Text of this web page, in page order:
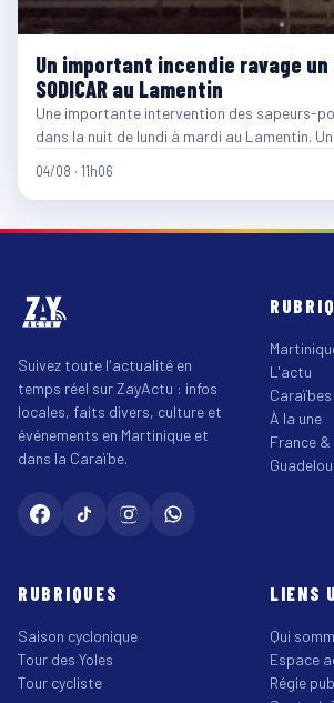
Un important incendie ravage
SODICAR au Lamentin
Une importante intervention des sapeurs-
dans la nuit de lundi à mardi au Lamentin.
04/08 · 11h06
Suivez toute l'actualité en
temps réel sur ZayActu : infos
locales, faits divers, culture et
événements en Martinique et
dans la Caraïbe.
L'actu
Caraïbes
À la une
France
RUBRIQUES
Saison cyclonique
Tour des Yoles
Tour cycliste
LIENS
Qui
Espace
Régie